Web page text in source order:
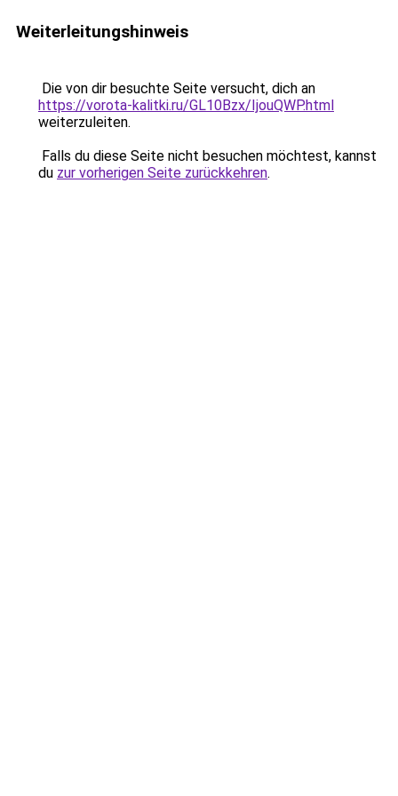
Weiterleitungshinweis
Die von dir besuchte Seite versucht, dich an
https://vorota-kalitki.ru/GL10Bzx/IjouQWP.html
weiterzuleiten.
Falls du diese Seite nicht besuchen möchtest, kannst
du zur vorherigen Seite zurückkehren.